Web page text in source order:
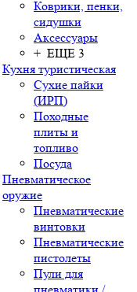
Коврики, пенки,
сидушки
Аксессуары
+ ЕЩЕ 3
Кухня туристическая
Сухие пайки
(ИРП)
Походные
плиты и
топливо
Посуда
Пневматическое
оружие
Пневматические
винтовки
Пневматические
пистолеты
Пули для